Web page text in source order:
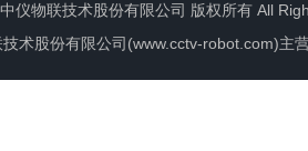
仪物联技术股份有限公司 版权所有 All
术股份有限公司(www.cctv-robot.com)主